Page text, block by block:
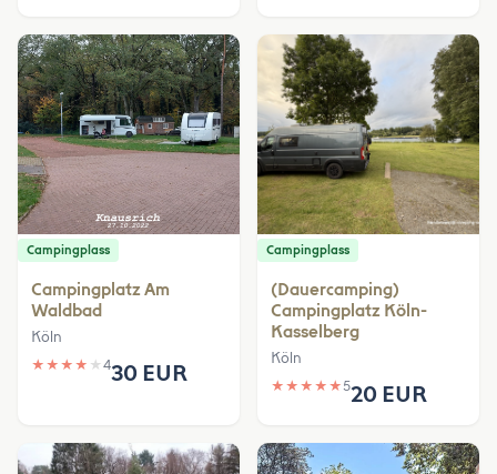
Campingplass
Campingplatz Am
Waldbad
Köln
★ ★ ★ ★ ★ 430 EUR
Campingplass
(Dauercamping)
Campingplatz Köln-
Kasselberg
Köln
★ ★ ★ ★ ★520 EUR